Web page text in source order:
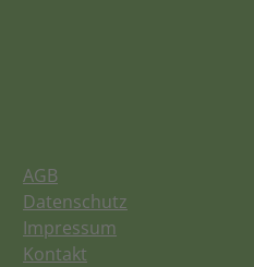
AGB
Datenschutz
Impressum
Kontakt